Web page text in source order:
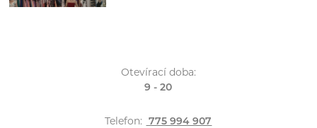
Otevírací doba:
9 - 20
Telefon: 775 994 907